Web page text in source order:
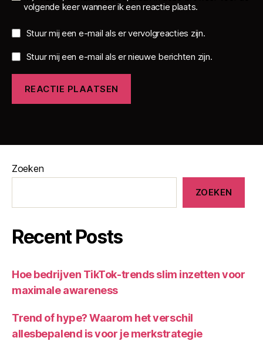
volgende keer wanneer ik een reactie plaats.
Stuur mij een e-mail als er vervolgreacties zijn.
Stuur mij een e-mail als er nieuwe berichten zijn.
Zoeken
ZOEKEN
Recent Posts
Hoe bedrijven TikTok-trends slim inzetten voor
maximale awareness
Trend of hype? Waarom het verschil
allesbepalend is voor je merkstrategie